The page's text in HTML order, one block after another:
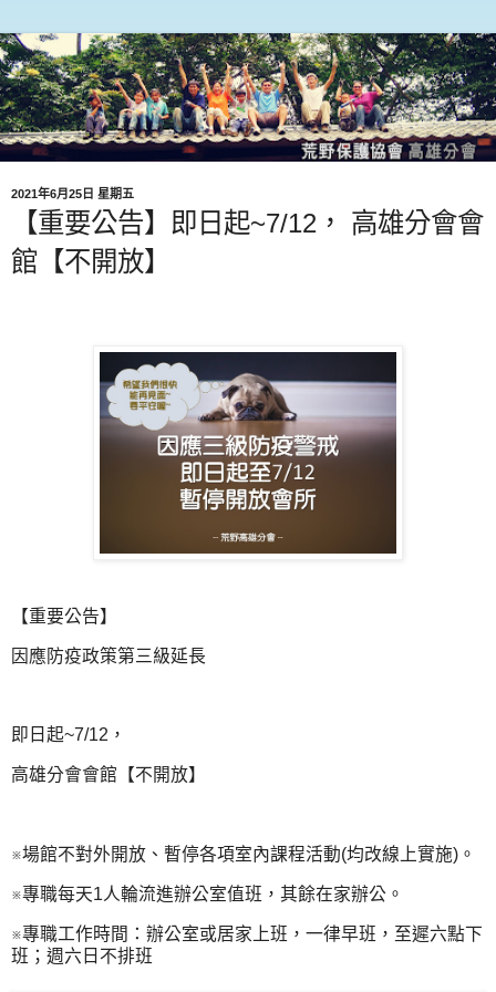
2021年6月25日 星期五
【重要公告】即日起~7/12， 高雄分會會
館【不開放】
【重要公告】
因應防疫政策第三級延長
即日起~7/12，
高雄分會會館【不開放】
※場館不對外開放、暫停各項室內課程活動(均改線上實施)。
※專職每天1人輪流進辦公室值班，其餘在家辦公。
※專職工作時間：辦公室或居家上班，一律早班，至遲六點下
班；週六日不排班